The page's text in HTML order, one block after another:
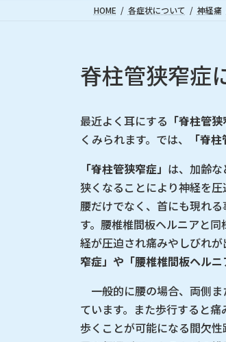
HOME 各症状について 神経痛
脊柱管狭窄症
最近よく耳にする 「脊柱管狭
くみられます。では、
「脊
「脊柱管狭窄症」 は、加齢
狭くなることにより神経を
腰だけでなく、首にも現れ
す。腰椎椎間板ヘルニアと
経が圧迫され痛みやしびれ
窄症」や「腰椎椎間板ヘルニ
一般的に腰の場合、両側
ています。また歩行すると
歩くことが可能になる間欠性